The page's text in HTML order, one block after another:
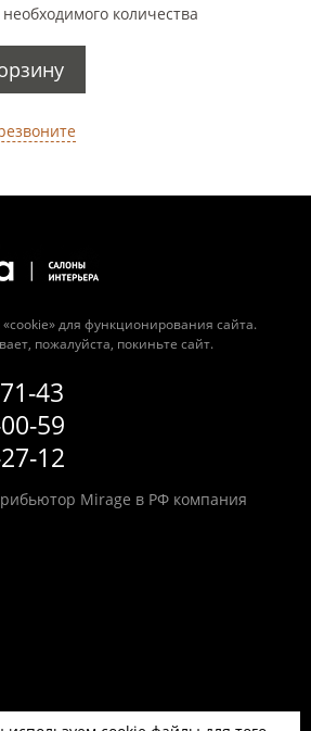
количества
для функционирования сайта.
пожалуйста, покиньте сайт.
43
59
12
Mirage в РФ компания